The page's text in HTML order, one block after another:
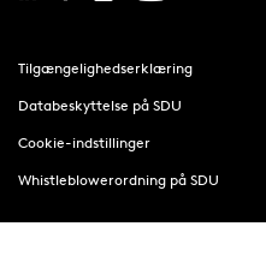
Tilgængelighedserklæring
Databeskyttelse på SDU
Cookie-indstillinger
Whistleblowerordning på SDU